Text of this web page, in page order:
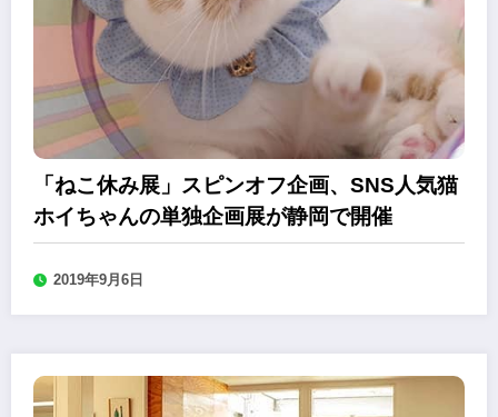
「ねこ休み展」スピンオフ企画、SNS人気猫
ホイちゃんの単独企画展が静岡で開催
2019年9月6日